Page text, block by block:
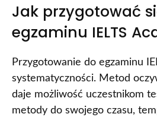
Jak przygotować
egzaminu IELTS
Przygotowanie do egzaminu
systematyczności. Metod
daje możliwość uczestnikom
metody do swojego czasu,